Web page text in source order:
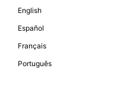
English
Español
Français
Português